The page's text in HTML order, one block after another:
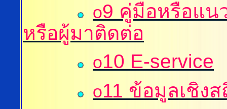
o9 คู่มือหรือแน
หรือผู้มาติดต่อ
o10 E-service
o11 ข้อมูลเชิง